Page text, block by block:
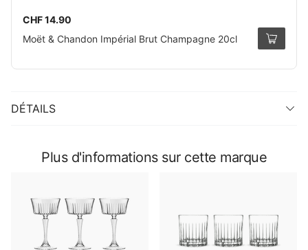
CHF 14.90
Moët & Chandon Impérial Brut Champagne 20cl
DÉTAILS
Plus d'informations sur cette marque